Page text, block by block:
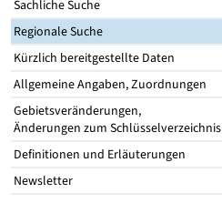
Sachliche Suche
Regionale Suche
Kürzlich bereitgestellte Daten
Allgemeine Angaben, Zuordnungen
Gebietsveränderungen,
Änderungen zum Schlüsselverzeichnis
Definitionen und Erläuterungen
Newsletter